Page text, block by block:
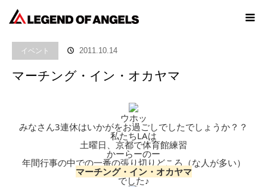
ブログ
イベント マーチング・イン・オカヤマ
イベント 2011.10.14
マーチング・イン・オカヤマ
ウホッ
みなさん3連休はいかがをお過ごしでしたでしょうか？？
私たちLAは
土曜日、京都で体育館練習
かーらーのー
年間行事の中での一番の張り切りどころ（な人が多い）
マーチング・イン・オカヤマ
でした♪